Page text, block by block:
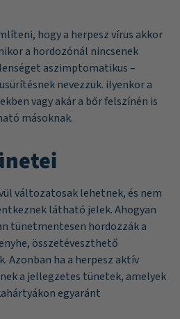
hogy a herpesz vírus akkor
a hordozónál nincsenek
aszimptomatikus –
nevezzük. ilyenkor a
vagy akár a bőr felszínén is
másoknak.
változatosak lehetnek, és nem
látható jelek. Ahogyan
tünetmentesen hordozzák a
összetéveszthető
Azonban ha a herpesz aktív
a jellegzetes tünetek, amelyek
egyaránt